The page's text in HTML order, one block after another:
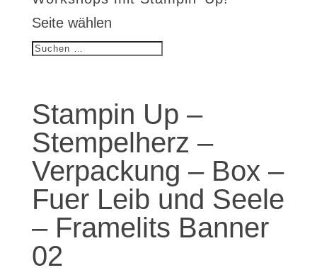
Seite wählen
Stampin Up –
Stempelherz –
Verpackung – Box –
Fuer Leib und Seele
– Framelits Banner
02